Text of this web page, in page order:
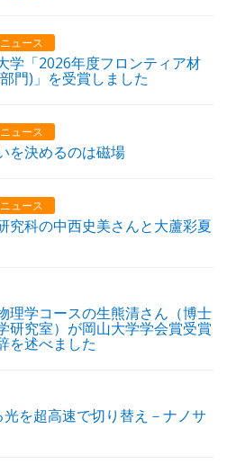
ュース
学「2026年度フロンティア材
門)」を受賞しました
ュース
を決めるのは磁場
ュース
究科の中西史美さんと大蘆彩夏
理学コースの生熊清さん（博士
研究室）が岡山大学学会賞受賞
を述べました
光を超高速で切り替え－ナノサ